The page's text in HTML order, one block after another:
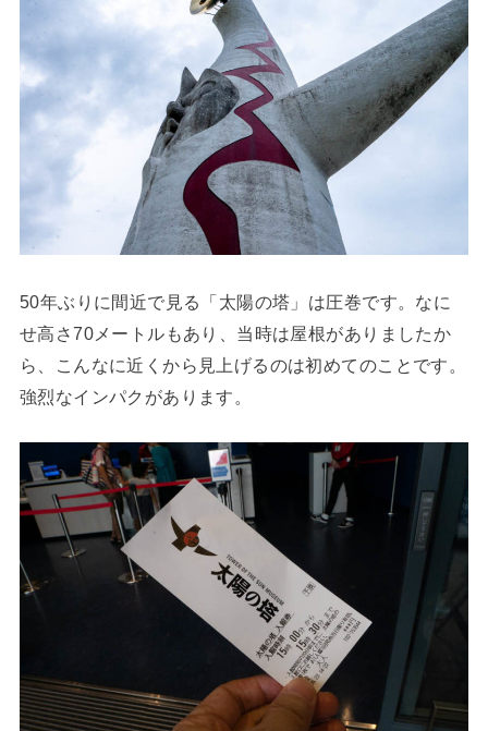
50年ぶりに間近で見る「太陽の塔」は圧巻です。なに
せ高さ70メートルもあり、当時は屋根がありましたか
ら、こんなに近くから見上げるのは初めてのことです。
強烈なインパクがあります。